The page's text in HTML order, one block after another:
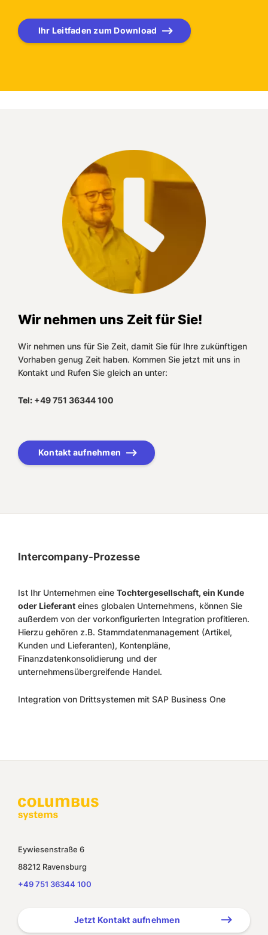
Ihr Leitfaden zum Download
Wir nehmen uns Zeit für Sie!
Wir nehmen uns für Sie Zeit, damit Sie für Ihre zukünftigen
Vorhaben genug Zeit haben. Kommen Sie jetzt mit uns in
Kontakt und Rufen Sie gleich an unter:
Tel: +49 751 36344 100
Kontakt aufnehmen
Intercompany-Prozesse
Ist Ihr Unternehmen eine Tochtergesellschaft, ein Kunde
oder Lieferant eines globalen Unternehmens, können Sie
außerdem von der vorkonfigurierten Integration profitieren.
Hierzu gehören z.B. Stammdatenmanagement (Artikel,
Kunden und Lieferanten), Kontenpläne,
Finanzdatenkonsolidierung und der
unternehmensübergreifende Handel.
Integration von Drittsystemen mit SAP Business One
Eywiesenstraße 6
88212 Ravensburg
+49 751 36344 100
Jetzt Kontakt aufnehmen